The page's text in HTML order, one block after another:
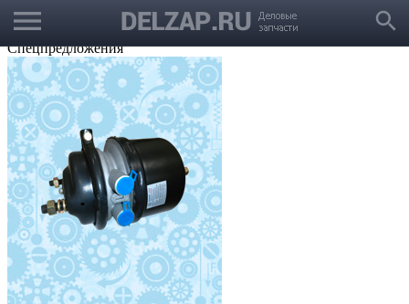
menu search
Выбрать город
Корзина
Заказать звонок
Спецпредложения